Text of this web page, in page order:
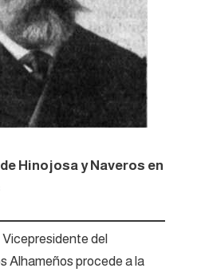
Hinojosa y Naveros en
del
Alhameños procede a la